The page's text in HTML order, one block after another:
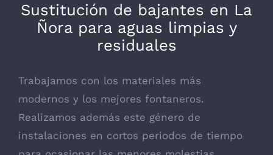
Sustitución de bajantes en La
Ñora para aguas limpias y
residuales
Trabajamos con los materiales más
modernos y los mejores fontaneros.
Realizamos además este género de
instalaciones en cortos periodos de tiempo